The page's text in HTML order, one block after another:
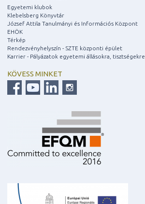
Egyetemi klubok
Klebelsberg Könyvtár
József Attila Tanulmányi és Információs Központ
EHÖK
Térkép
Rendezvényhelyszín - SZTE központi épület
Karrier - Pályázatok egyetemi állásokra, tisztségekre
KÖVESS MINKET